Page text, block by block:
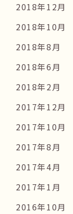
2018年12月
2018年10月
2018年8月
2018年6月
2018年2月
2017年12月
2017年10月
2017年8月
2017年4月
2017年1月
2016年10月